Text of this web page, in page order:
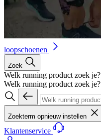
loopschoenen
Zoek
Welk running product zoek je?
Welk running product zoek je?
Zoekterm opnieuw instellen
Klantenservice